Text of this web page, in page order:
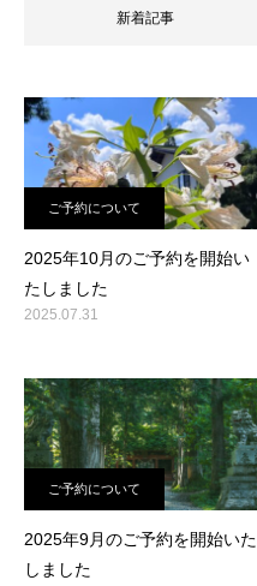
新着記事
ご予約について
2025年10月のご予約を開始い
たしました
2025.07.31
ご予約について
2025年9月のご予約を開始いた
しました